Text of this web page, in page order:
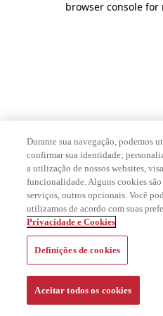
browser console
Durante sua navegação, podemos
confirmar sua identidade;
a utilização de nossos websites,
funcionalidade. Alguns cookies são
serviços, outros opcionais. Você
utilizamos de acordo com suas
Privacidade e Cookies
Definições de cookies
Aceitar todos os cookies